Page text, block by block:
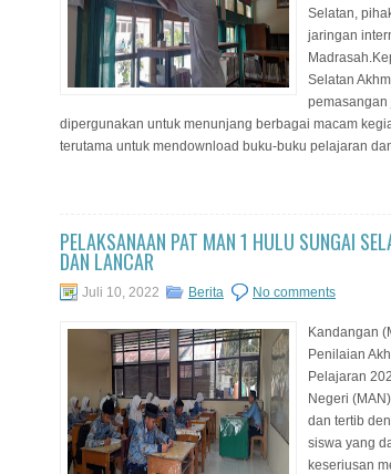
Selatan,
jaringan
Selatan
pemasangan
dipergunakan untuk menunjang berbagai macam
terutama untuk mendownload buku-buku pelajaran
PELAKSANAAN PAT MAN 1 HULU SUNGAI
DAN LANCAR
Juli 10, 2022 Berita No comments
Kandangan
Penilaian
Pelajaran
Negeri
dan tertib
siswa yang
keseriusan